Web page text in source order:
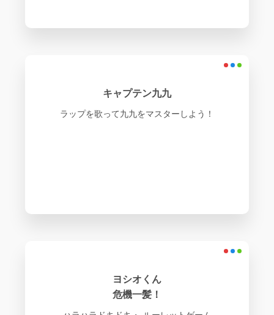
キャプテン九九
ラップを歌って九九をマスターしよう！
ヨシオくん
危機一髪！